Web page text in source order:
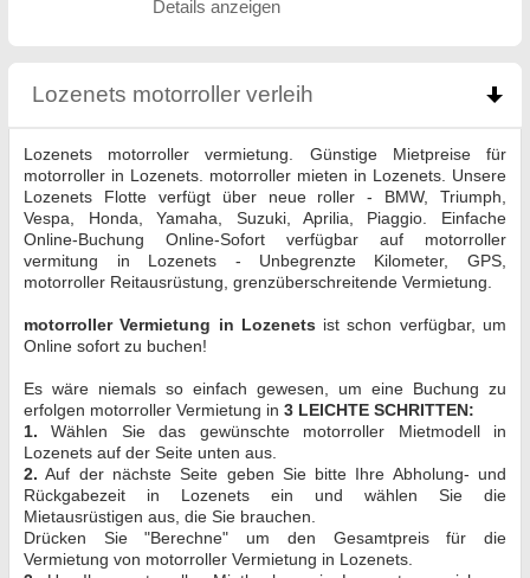
Details anzeigen
Lozenets motorroller verleih click to collapse
Lozenets motorroller vermietung. Günstige Mietpreise für
motorroller in Lozenets. motorroller mieten in Lozenets. Unsere
Lozenets Flotte verfügt über neue roller - BMW, Triumph,
Vespa, Honda, Yamaha, Suzuki, Aprilia, Piaggio. Einfache
Online-Buchung Online-Sofort verfügbar auf motorroller
vermitung in Lozenets - Unbegrenzte Kilometer, GPS,
motorroller Reitausrüstung, grenzüberschreitende Vermietung.
motorroller Vermietung in Lozenets ist schon verfügbar, um
Online sofort zu buchen!
Es wäre niemals so einfach gewesen, um eine Buchung zu
erfolgen motorroller Vermietung in3 LEICHTE SCHRITTEN:
1. Wählen Sie das gewünschte motorroller Mietmodell in
Lozenets auf der Seite unten aus.
2. Auf der nächste Seite geben Sie bitte Ihre Abholung- und
Rückgabezeit in Lozenets ein und wählen Sie die
Mietausrüstigen aus, die Sie brauchen.
Drücken Sie "Berechne" um den Gesamtpreis für die
Vermietung von motorroller Vermietung in Lozenets.